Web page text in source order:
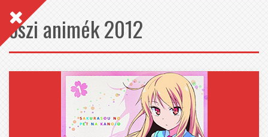
őszi animék 2012